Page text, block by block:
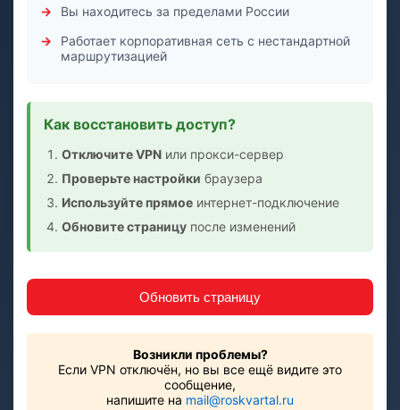
Вы находитесь за пределами России
Работает корпоративная сеть с нестандартной
маршрутизацией
Как восстановить доступ?
Отключите VPN или прокси-сервер
Проверьте настройки браузера
Используйте прямое интернет-подключение
Обновите страницу после изменений
Обновить страницу
Возникли проблемы?
Если VPN отключён, но вы все ещё видите это
сообщение,
напишите на mail@roskvartal.ru